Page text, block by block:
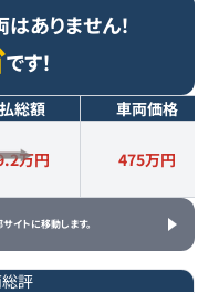
ありません！
です！
総額 車両価格
万円 475万円
イトに移動します。
評